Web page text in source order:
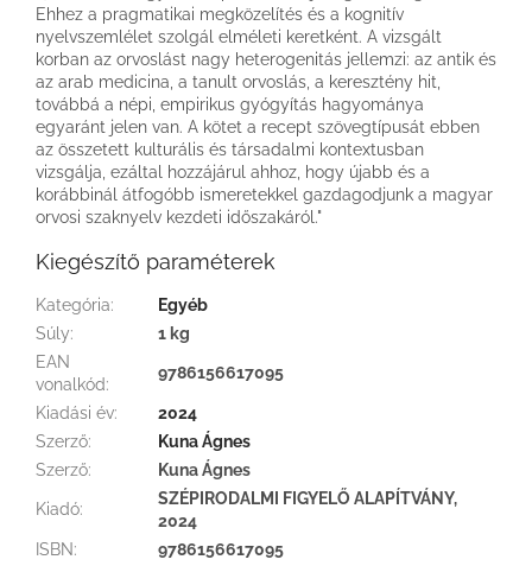
Ehhez a pragmatikai megközelítés és a kognitív
nyelvszemlélet szolgál elméleti keretként. A vizsgált
korban az orvoslást nagy heterogenitás jellemzi: az antik és
az arab medicina, a tanult orvoslás, a keresztény hit,
továbbá a népi, empirikus gyógyítás hagyománya
egyaránt jelen van. A kötet a recept szövegtípusát ebben
az összetett kulturális és társadalmi kontextusban
vizsgálja, ezáltal hozzájárul ahhoz, hogy újabb és a
korábbinál átfogóbb ismeretekkel gazdagodjunk a magyar
orvosi szaknyelv kezdeti időszakáról."
Kiegészítő paraméterek
Kategória:
Egyéb
Súly:
1 kg
EAN
vonalkód:
9786156617095
Kiadási év:
2024
Szerző:
Kuna Ágnes
Szerző: Kuna Ágnes
Kiadó:
SZÉPIRODALMI FIGYELŐ ALAPÍTVÁNY,
2024
ISBN:
9786156617095